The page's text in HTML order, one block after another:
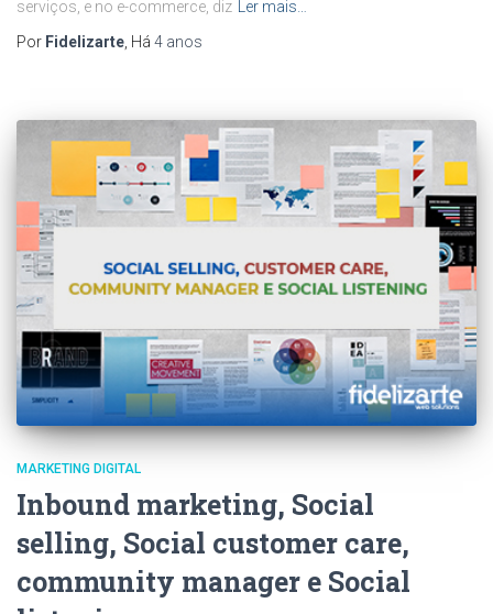
serviços, e no e-commerce, diz Ler mais…
Por Fidelizarte , Há 4 anos
MARKETING DIGITAL
Inbound marketing, Social
selling, Social customer care,
community manager e Social